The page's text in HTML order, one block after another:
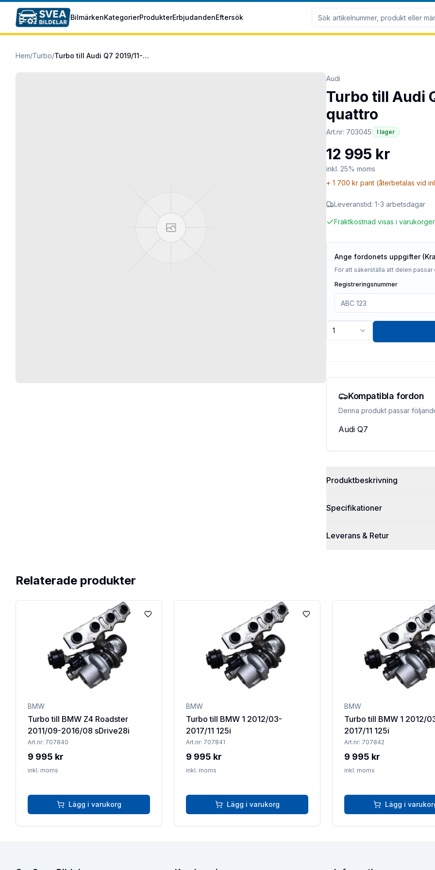
Hoppa till huvudinnehåll
BilmärkenKategorierProdukterErbjudandenEftersök
Hem/Turbo/ Turbo till Audi Q7 2019/11-2025/12 55 TFSI e quattro
Audi
Turbo till Audi
quattro
Art.nr: 703045 I lager
12 995 kr
inkl. 25% moms
+ 1 700 kr pant (återbetalas vid
Leveranstid: 1-3 arbetsdagar
Fraktkostnad visas i
Ange fordonets uppgifter
För att säkerställa att delen
Registreringsnummer
1
Kompatibla fordon
Denna produkt passar
Audi Q7
Produktbeskrivning
Specifikationer
Leverans & Retur
Relaterade produkter
Lägg till i favoriter
BMW
Turbo till BMW Z4 Roadster
2011/09-2016/08 sDrive28i
Art.nr: 707840
9 995 kr
inkl. moms
Lägg i varukorg
Lägg till i favoriter
BMW
Turbo till BMW 1 2012/03-
2017/11 125i
Art.nr: 707841
9 995 kr
inkl. moms
Lägg i varukorg
BMW
Turbo till BMW 1 2012/
2017/11 125i
Art.nr: 707842
9 995 kr
inkl. moms
Lägg i